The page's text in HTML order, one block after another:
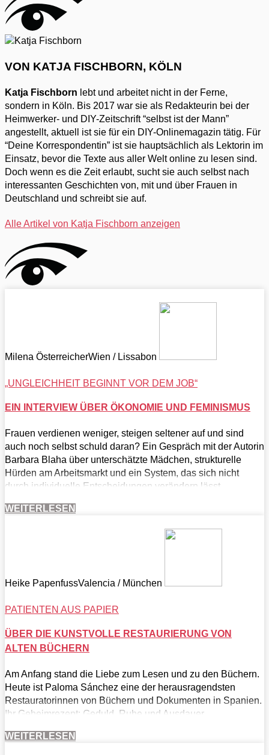
VON KATJA FISCHBORN, KÖLN
Katja Fischborn lebt und arbeitet nicht in der Ferne,
sondern in Köln. Bis 2017 war sie als Redakteurin bei der
Heimwerker- und DIY-Zeitschrift “selbst ist der Mann”
angestellt, aktuell ist sie für ein DIY-Onlinemagazin tätig. Für
“Deine Korrespondentin” ist sie hauptsächlich als Lektorin im
Einsatz, bevor die Texte aus aller Welt online zu lesen sind.
Doch wenn es die Zeit erlaubt, sucht sie auch selbst nach
interessanten Geschichten von, mit und über Frauen in
Deutschland und schreibt sie auf.
Alle Artikel von Katja Fischborn anzeigen
Milena ÖsterreicherWien / Lissabon
„UNGLEICHHEIT BEGINNT VOR DEM JOB“
EIN INTERVIEW ÜBER ÖKONOMIE UND FEMINISMUS
Frauen verdienen weniger, steigen seltener auf und sind
auch noch selbst schuld daran? Ein Gespräch mit der Autorin
Barbara Blaha über unterschätzte Mädchen, strukturelle
Hürden am Arbeitsmarkt und ein System, das sich nicht
durch individuelle Entscheidungen verändern lässt.
WEITERLESEN
Heike PapenfussValencia / München
PATIENTEN AUS PAPIER
ÜBER DIE KUNSTVOLLE RESTAURIERUNG VON
ALTEN BÜCHERN
Am Anfang stand die Liebe zum Lesen und zu den Büchern.
Heute ist Paloma Sánchez eine der herausragendsten
Restauratorinnen von Büchern und Dokumenten in Spanien.
Ihr Geheimrezept: Geduld, Ruhe und Ausdauer.
WEITERLESEN